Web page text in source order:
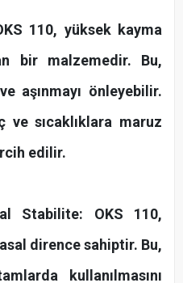
110, yüksek kayma
bir malzemedir. Bu,
aşınmayı önleyebilir.
ve sıcaklıklara maruz
edilir.
Stabilite: OKS 110,
dirence sahiptir. Bu,
kullanılmasını